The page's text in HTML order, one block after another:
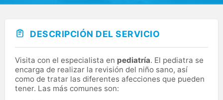
DESCRIPCIÓN DEL SERVICIO
Visita con el especialista en pediatría. El pediatra se
encarga de realizar la revisión del niño sano, así
como de tratar las diferentes afecciones que pueden
tener. Las más comunes son: